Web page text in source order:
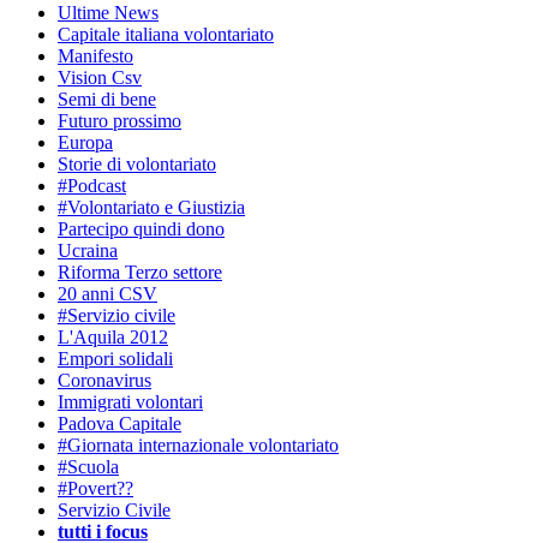
Ultime News
Capitale italiana volontariato
Manifesto
Vision Csv
Semi di bene
Futuro prossimo
Europa
Storie di volontariato
#Podcast
#Volontariato e Giustizia
Partecipo quindi dono
Ucraina
Riforma Terzo settore
20 anni CSV
#Servizio civile
L'Aquila 2012
Empori solidali
Coronavirus
Immigrati volontari
Padova Capitale
#Giornata internazionale volontariato
#Scuola
#Povert??
Servizio Civile
tutti i focus